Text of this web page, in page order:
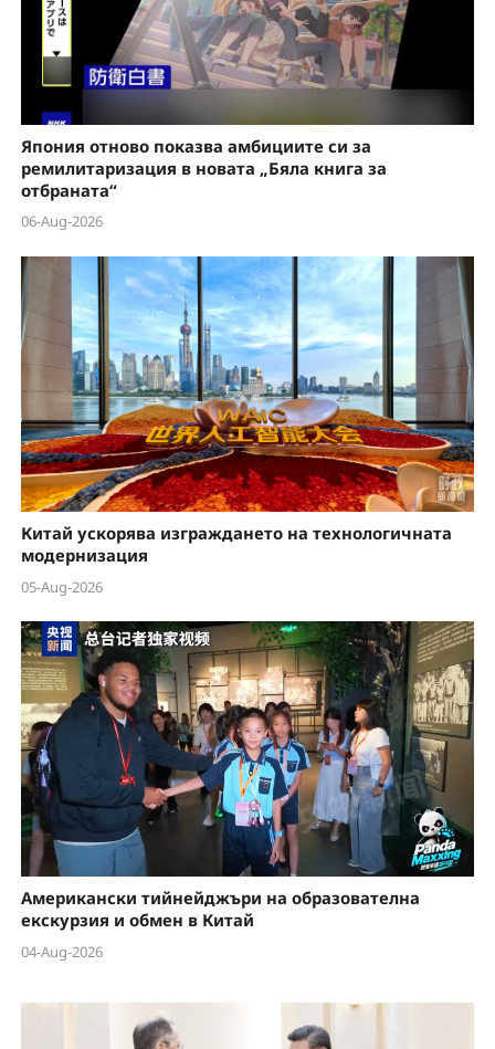
Япония отново показва амбициите си за
ремилитаризация в новата „Бяла книга за
отбраната“
06-Aug-2026
Китай ускорява изграждането на технологичната
модернизация
05-Aug-2026
Американски тийнейджъри на образователна
екскурзия и обмен в Китай
04-Aug-2026